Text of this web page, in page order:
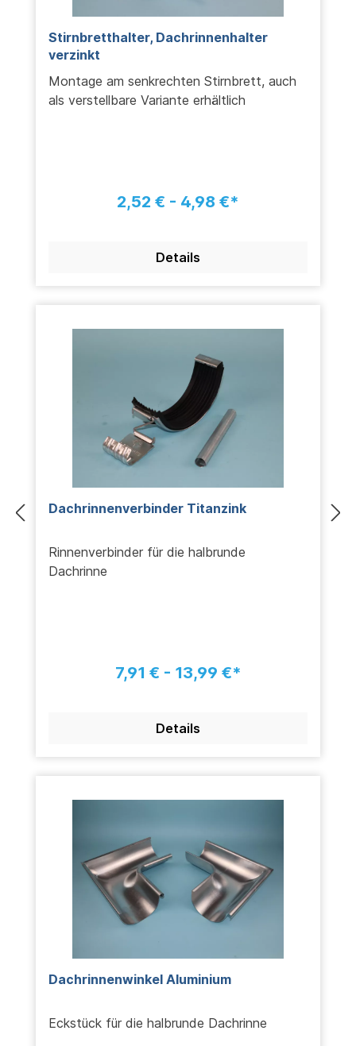
Stirnbretthalter, Dachrinnenhalter
verzinkt
Montage am senkrechten Stirnbrett, auch
als verstellbare Variante erhältlich
2,52 € - 4,98 €*
Details
Dachrinnenverbinder Titanzink
Rinnenverbinder für die halbrunde
Dachrinne
7,91 € - 13,99 €*
Details
Dachrinnenwinkel Aluminium
Eckstück für die halbrunde Dachrinne